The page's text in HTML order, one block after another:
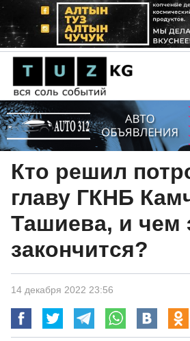
Кто решил
главу ГКНБ
Ташиева, и чем
закончится?
14 декабря 2022 23:56